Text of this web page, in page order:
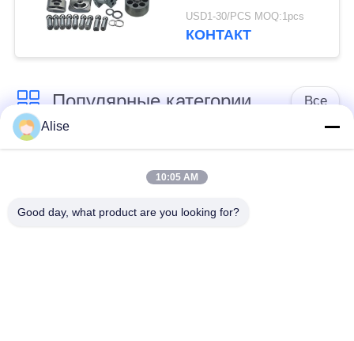
экскаваторов Hpv35
PC60 Hpv55 PC120
USD1-30/PCS MOQ:1pcs
КОНТАКТ
Популярные категории Все
Мотор экскаватора
Двигатель хода
главной передачи
Кнюппель
Толкатель кнюппеля
Alise
10:05 AM
Good day, what product are you looking for?